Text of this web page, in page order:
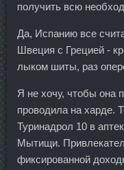
получить всю
Да, Испанию все
Швеция с Грецией -
лыком шиты, раз
Я не хочу, чтобы она
проводила на харде.
Туринадрол 10 в
Мытищи.
фиксированной